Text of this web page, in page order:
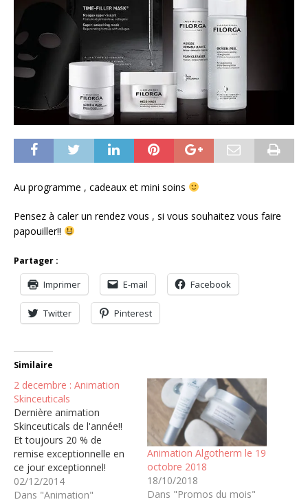
Au programme , cadeaux et mini soins
Pensez à caler un rendez vous , si vous souhaitez vous faire
papouiller!!
Partager :
Imprimer E-mail Facebook
Twitter Pinterest
Similaire
2 decembre : Animation
Skinceuticals
Dernière animation
Skinceuticals de l'année!!
Et toujours 20 % de
remise exceptionnelle en
ce jour exceptionnel!
PRÉVENIR PROTÉGER
CORRIGER DES SOINS
02/12/2014
Dans "Animation"
Animation Algotherm le 19
octobre 2018
18/10/2018
Dans "Promos du mois"